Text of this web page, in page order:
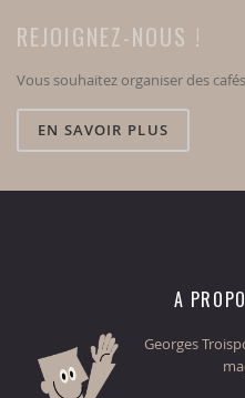
REJOIGNEZ-NOUS !
Vous souhaitez organiser des
EN SAVOIR PLUS
A
Georges